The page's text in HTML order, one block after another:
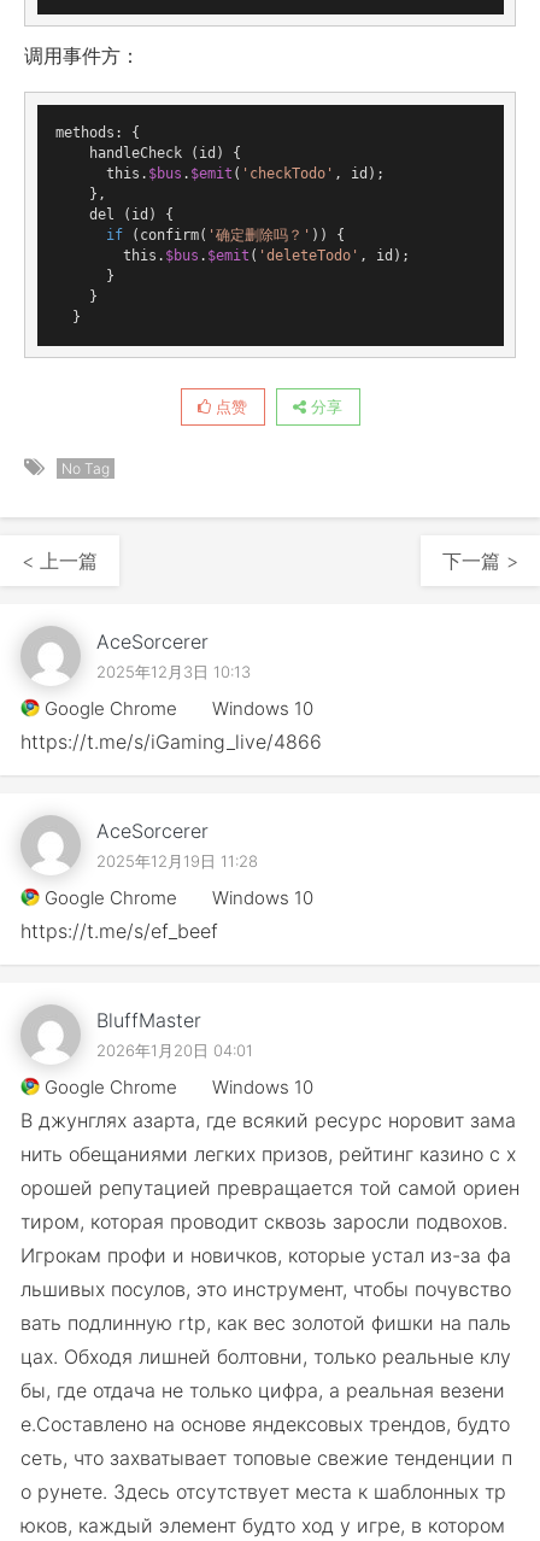
调用事件方：
methods: {
    handleCheck (id) {
      this.
$bus . $emit ( 'checkTodo' , id);
    },
    del (id) {
if (confirm( '确定删除吗？' )) {
        this.
$bus . $emit ( 'deleteTodo' , id);
      }
    }
  }
点赞 分享
No Tag
< 上一篇 下一篇 >
AceSorcerer
2025年12月3日 10:13
Google Chrome Windows 10
https://t.me/s/iGaming_live/4866
AceSorcerer
2025年12月19日 11:28
Google Chrome Windows 10
https://t.me/s/ef_beef
BluffMaster
2026年1月20日 04:01
Google Chrome Windows 10
В джунглях азарта, где всякий ресурс норовит зама
нить обещаниями легких призов, рейтинг казино с х
орошей репутацией превращается той самой ориен
тиром, которая проводит сквозь заросли подвохов.
Игрокам профи и новичков, которые устал из-за фа
льшивых посулов, это инструмент, чтобы почувство
вать подлинную rtp, как вес золотой фишки на паль
цах. Обходя лишней болтовни, только реальные клу
бы, где отдача не только цифра, а реальная везени
е.Составлено на основе яндексовых трендов, будто
сеть, что захватывает топовые свежие тенденции п
о рунете. Здесь отсутствует места к шаблонных тр
юков, каждый элемент будто ход у игре, в котором